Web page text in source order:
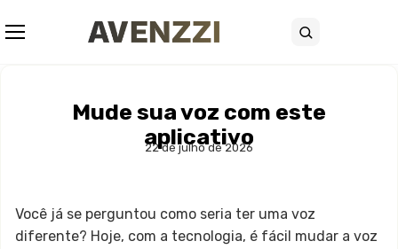
Buscar
Mude sua voz com este
aplicativo
22 de julho de 2026
Você já se perguntou como seria ter uma voz
diferente? Hoje, com a tecnologia, é fácil mudar a voz